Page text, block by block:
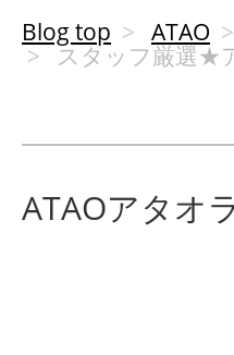
Blog top ATAO
スタッフ厳選★
ATAOアタオ